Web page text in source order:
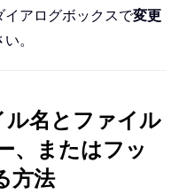
イアログボックスで変更
。
名とファイル
、またはフッ
方法